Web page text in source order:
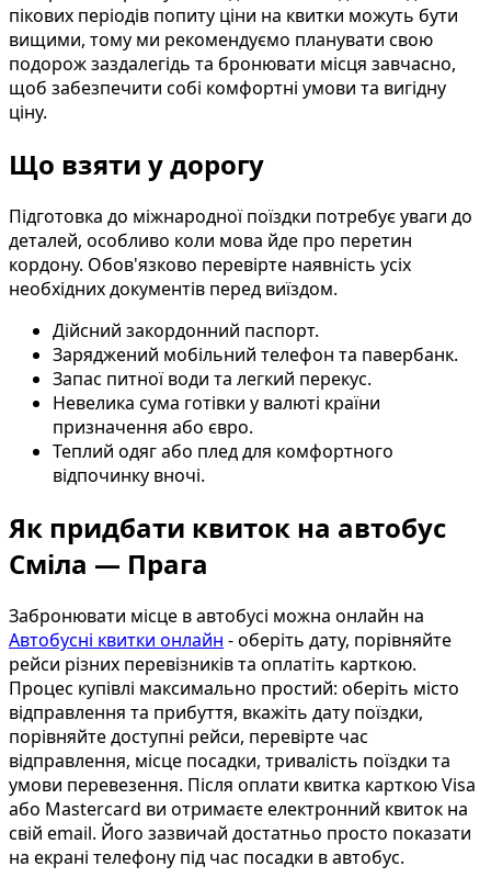
пікових періодів попиту ціни на квитки можуть бути
вищими, тому ми рекомендуємо планувати свою
подорож заздалегідь та бронювати місця завчасно,
щоб забезпечити собі комфортні умови та вигідну
ціну.
Що взяти у дорогу
Підготовка до міжнародної поїздки потребує уваги до
деталей, особливо коли мова йде про перетин
кордону. Обов'язково перевірте наявність усіх
необхідних документів перед виїздом.
Дійсний закордонний паспорт.
Заряджений мобільний телефон та павербанк.
Запас питної води та легкий перекус.
Невелика сума готівки у валюті країни
призначення або євро.
Теплий одяг або плед для комфортного
відпочинку вночі.
Як придбати квиток на автобус
Сміла — Прага
Забронювати місце в автобусі можна онлайн на
Автобусні квитки онлайн - оберіть дату, порівняйте
рейси різних перевізників та оплатіть карткою.
Процес купівлі максимально простий: оберіть місто
відправлення та прибуття, вкажіть дату поїздки,
порівняйте доступні рейси, перевірте час
відправлення, місце посадки, тривалість поїздки та
умови перевезення. Після оплати квитка карткою Visa
або Mastercard ви отримаєте електронний квиток на
свій email. Його зазвичай достатньо просто показати
на екрані телефону під час посадки в автобус.